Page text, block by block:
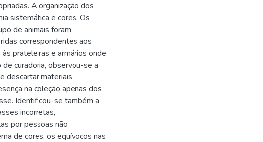
A organização dos
sistemática e cores. Os
de animais foram
correspondentes aos
prateleiras e armários onde
curadoria, observou-se a
descartar materiais
na coleção apenas dos
Identificou-se também a
incorretas,
por pessoas não
de cores, os equívocos nas